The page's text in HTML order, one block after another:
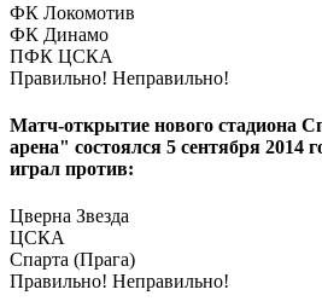
ФК Локомотив
ФК Динамо
ПФК ЦСКА
Правильно! Неправильно!
Матч-открытие нового стадиона
арена" состоялся 5 сентября
играл против:
Цверна Звезда
ЦСКА
Спарта (Прага)
Правильно! Неправильно!